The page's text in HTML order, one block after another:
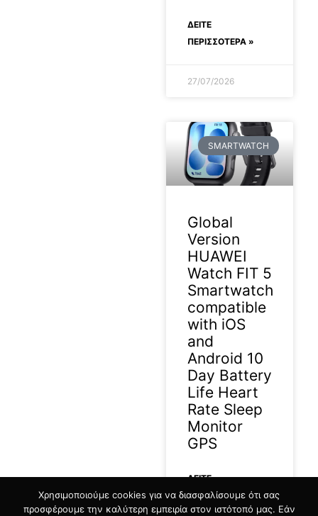
ΔΕΊΤΕ
ΠΕΡΙΣΣΟΤΕΡΑ »
27/07/2026
SMARTWATCH
Global
Version
HUAWEI
Watch FIT 5
Smartwatch
compatible
with iOS
and
Android 10
Day Battery
Life Heart
Rate Sleep
Monitor
GPS
ΔΕΊΤΕ
ΠΕΡΙΣΣΟΤΕΡΑ »
Χρησιμοποιούμε cookies για να διασφαλίσουμε ότι σας
προσφέρουμε την καλύτερη εμπειρία στον ιστότοπό μας. Εάν